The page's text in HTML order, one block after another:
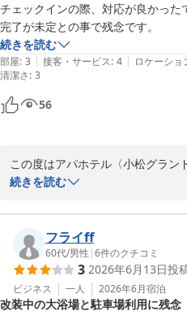
また、食後の熱い日本茶につきま
りがとうございます。
ホッと一息つく食後の時間に、美
今後のサービス改善・設備の検討
だきます。
「朝食重視でまた宿泊したい」
回お越しいただいた際にもさら
ります。
フロント　田中
アパホテル〈小松グランド〉
2026-07-20
チェックインの際、対応が良かっ
完了が未定との事で残念です。
続きを読む
部屋: 3 | 接客・サービス: 4 | ロケーショ
清潔さ: 3
56
この度はアパホテル〈小松グラン
とうございます。また、お忙しい
チェックインの際のスタッフの対
頂戴し、大変嬉しく存じます。
一方で、大浴場が改修工事中のた
思いをさせてしまいましたことを
工事の完了時期につきまして、お
不安な思いをさせてしまいました
続きを読む
フライff
60代/男性 |6件のクチコミ
3 2026年6月13日投
ビジネス 一人 2026年6月宿泊
改装中の大浴場と駐車場利用に残念